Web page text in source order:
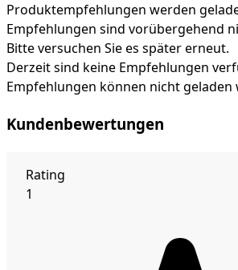
Produktempfehlungen werden
Empfehlungen sind vorübergehend
Bitte versuchen Sie es später erneut.
Derzeit sind keine Empfehlungen
Empfehlungen können nicht geladen
Kundenbewertungen
Rating
1